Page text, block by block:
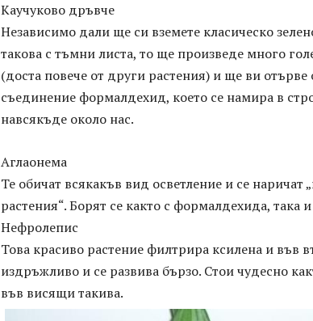
Каучуково дръвче
Независимо дали ще си вземете класическо
такова с тъмни листа, то ще произведе много
(доста повече от други растения) и ще ви
съединение формалдехид, което се намира в
навсякъде около нас.
Аглаонема
Те обичат всякакъв вид осветление и се наричат
растения“. Борят се както с формалдехида, така и
Нефролепис
Това красиво растение филтрира ксилена и във
издръжливо и се развива бързо. Стои чудесно
във висящи такива.